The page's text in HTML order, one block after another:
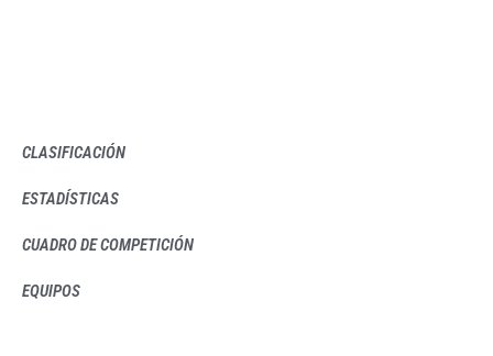
CLASIFICACIÓN
ESTADÍSTICAS
CUADRO DE COMPETICIÓN
EQUIPOS